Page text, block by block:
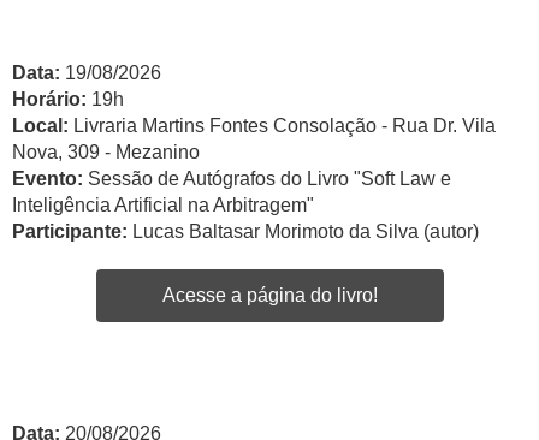
Data: 19/08/2026
Horário: 19h
Local: Livraria Martins Fontes Consolação - Rua Dr. Vila
Nova, 309 - Mezanino
Evento: Sessão de Autógrafos do Livro "Soft Law e
Inteligência Artificial na Arbitragem"
Participante: Lucas Baltasar Morimoto da Silva (autor)
Acesse a página do livro!
Data: 20/08/2026